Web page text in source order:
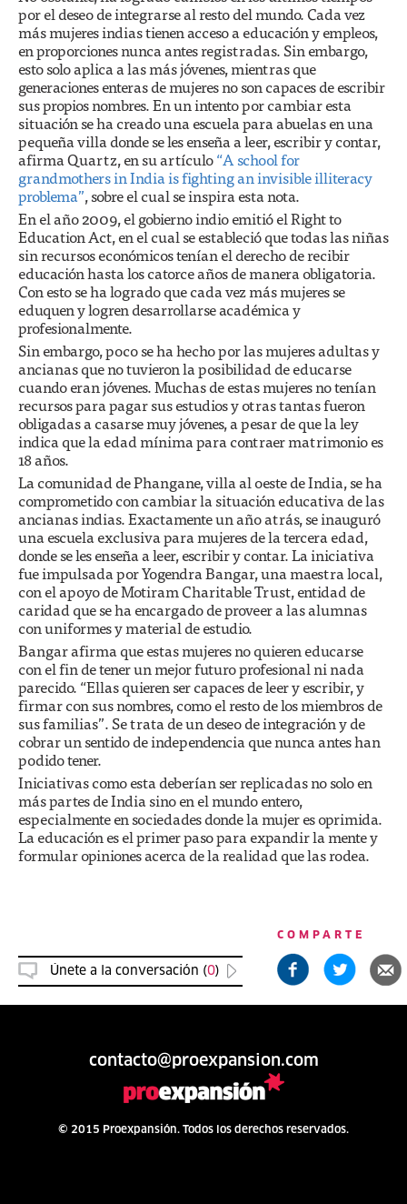
por el deseo de integrarse al resto del mundo. Cada vez
más mujeres indias tienen acceso a educación y empleos,
en proporciones nunca antes registradas. Sin embargo,
esto solo aplica a las más jóvenes, mientras que
generaciones enteras de mujeres no son capaces de escribir
sus propios nombres. En un intento por cambiar esta
situación se ha creado una escuela para abuelas en una
pequeña villa donde se les enseña a leer, escribir y contar,
afirma Quartz, en su artículo“A school for
grandmothers in India is fighting an invisible illiteracy
problema”, sobre el cual se inspira esta nota.
En el año 2009, el gobierno indio emitió el Right to
Education Act, en el cual se estableció que todas las niñas
sin recursos económicos tenían el derecho de recibir
educación hasta los catorce años de manera obligatoria.
Con esto se ha logrado que cada vez más mujeres se
eduquen y logren desarrollarse académica y
profesionalmente.
Sin embargo, poco se ha hecho por las mujeres adultas y
ancianas que no tuvieron la posibilidad de educarse
cuando eran jóvenes. Muchas de estas mujeres no tenían
recursos para pagar sus estudios y otras tantas fueron
obligadas a casarse muy jóvenes, a pesar de que la ley
indica que la edad mínima para contraer matrimonio es
18 años.
La comunidad de Phangane, villa al oeste de India, se ha
comprometido con cambiar la situación educativa de las
ancianas indias. Exactamente un año atrás, se inauguró
una escuela exclusiva para mujeres de la tercera edad,
donde se les enseña a leer, escribir y contar. La iniciativa
fue impulsada por Yogendra Bangar, una maestra local,
con el apoyo de Motiram Charitable Trust, entidad de
caridad que se ha encargado de proveer a las alumnas
con uniformes y material de estudio.
Bangar afirma que estas mujeres no quieren educarse
con el fin de tener un mejor futuro profesional ni nada
parecido. “Ellas quieren ser capaces de leer y escribir, y
firmar con sus nombres, como el resto de los miembros de
sus familias”. Se trata de un deseo de integración y de
cobrar un sentido de independencia que nunca antes han
podido tener.
Iniciativas como esta deberían ser replicadas no solo en
más partes de India sino en el mundo entero,
especialmente en sociedades donde la mujer es oprimida.
La educación es el primer paso para expandir la mente y
formular opiniones acerca de la realidad que las rodea.
Únete a la conversación (0)
COMPARTE
contacto@proexpansion.com
© 2015 Proexpansión. Todos los derechos reservados.